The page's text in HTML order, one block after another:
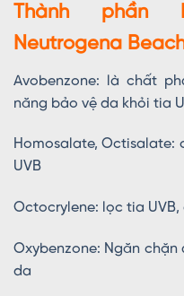
Thành phần
Neutrogena
Avobenzone: là chất
năng bảo vệ da khỏi tia
Homosalate, Octisalate:
UVB
Octocrylene: lọc tia
Oxybenzone: Ngăn chặn
da